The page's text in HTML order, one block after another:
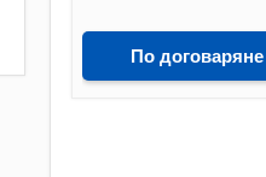
По договаряне